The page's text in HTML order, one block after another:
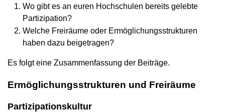
Wo gibt es an euren Hochschulen bereits gelebte
Partizipation?
Welche Freiräume oder Ermöglichungsstrukturen
haben dazu beigetragen?
Es folgt eine Zusammenfassung der Beiträge.
Ermöglichungsstrukturen und Freiräume
Partizipationskultur